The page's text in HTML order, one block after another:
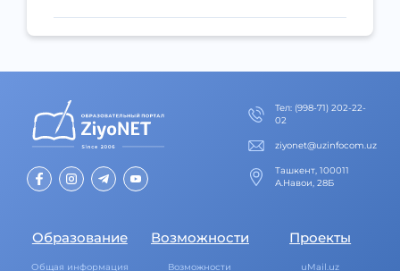
Тел: (998-71) 202-22-
02
ziyonet@uzinfocom.uz
Ташкент, 100011
А.Навои, 28Б
Образование
Общая информация
Возможности
Возможности
Проекты
uMail.uz